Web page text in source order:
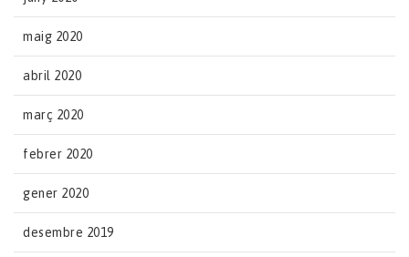
maig 2020
abril 2020
març 2020
febrer 2020
gener 2020
desembre 2019